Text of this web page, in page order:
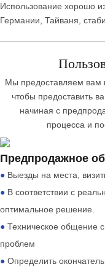
Использование хорошо
Германии, Тайваня,
Мы предоставляем вам
чтобы предоставить
начиная с
процесса и
Предпродажное
● Выезды на места,
● В соответствии с
оптимальное решение.
● Техническое общение
проблем
● Определить